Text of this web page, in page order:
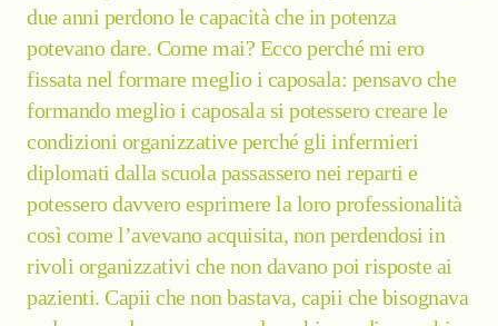
due anni perdono le capacità che in potenza
potevano dare. Come mai? Ecco perché mi ero
fissata nel formare meglio i caposala: pensavo che
formando meglio i caposala si potessero creare le
condizioni organizzative perché gli infermieri
diplomati dalla scuola passassero nei reparti e
potessero davvero esprimere la loro professionalità
così come l’avevano acquisita, non perdendosi in
rivoli organizzativi che non davano poi risposte ai
pazienti. Capii che non bastava, capii che bisognava